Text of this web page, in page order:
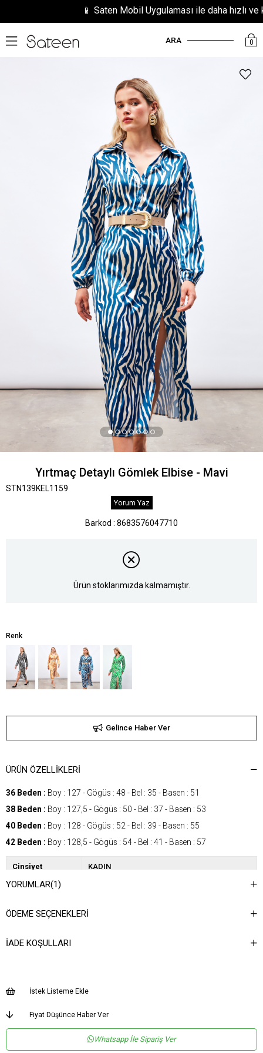
📱 Saten Mobil Uygulaması ile daha hızlı ve
0
ARA
Yırtmaç Detaylı Gömlek Elbise - Mavi
STN139KEL1159
Yorum Yaz
Barkod : 8683576047710
Ürün stoklarımızda kalmamıştır.
Renk
Gelince Haber Ver
ÜRÜN ÖZELLIKLERI
36 Beden : Boy : 127 - Gögüs : 48 - Bel : 35 - Basen : 51
38 Beden : Boy : 127,5 - Gögüs : 50 - Bel : 37 - Basen : 53
40 Beden : Boy : 128 - Gögüs : 52 - Bel : 39 - Basen : 55
42 Beden : Boy : 128,5 - Gögüs : 54 - Bel : 41 - Basen : 57
Cinsiyet KADIN
Kategori
YORUMLAR(1)
ÖDEME SEÇENEKLERI
İADE KOŞULLARI
İstek Listeme Ekle
Fiyat Düşünce Haber Ver
Whatsapp İle Sipariş Ver